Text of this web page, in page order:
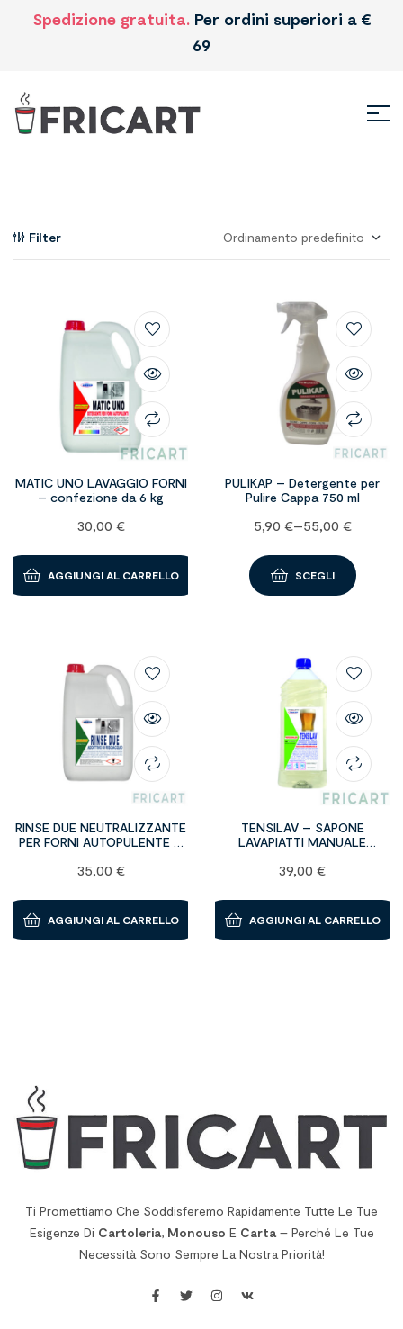
Spedizione gratuita. Per ordini superiori a €
69
Filter
MATIC UNO LAVAGGIO FORNI
– confezione da 6 kg
30,00 €
AGGIUNGI AL CARRELLO
PULIKAP – Detergente per
Pulire Cappa 750 ml
5,90 €–55,00 €
SCEGLI
RINSE DUE NEUTRALIZZANTE
PER FORNI AUTOPULENTE –
35,00 €
AGGIUNGI AL CARRELLO
TENSILAV – SAPONE
LAVAPIATTI MANUALE
bottiglie da 1 kg
39,00 €
AGGIUNGI AL CARRELLO
Ti Promettiamo Che Soddisferemo Rapidamente Tutte Le Tue
Esigenze Di Cartoleria, Monouso E Carta– Perché Le Tue
Necessità Sono Sempre La Nostra Priorità!